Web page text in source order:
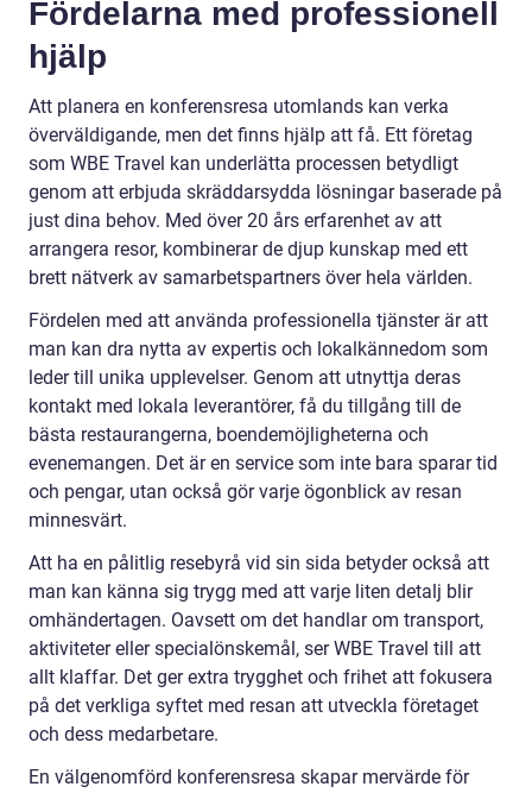
Fördelarna med professionell
hjälp
Att planera en konferensresa utomlands kan verka
överväldigande, men det finns hjälp att få. Ett företag
som WBE Travel kan underlätta processen betydligt
genom att erbjuda skräddarsydda lösningar baserade på
just dina behov. Med över 20 års erfarenhet av att
arrangera resor, kombinerar de djup kunskap med ett
brett nätverk av samarbetspartners över hela världen.
Fördelen med att använda professionella tjänster är att
man kan dra nytta av expertis och lokalkännedom som
leder till unika upplevelser. Genom att utnyttja deras
kontakt med lokala leverantörer, få du tillgång till de
bästa restaurangerna, boendemöjligheterna och
evenemangen. Det är en service som inte bara sparar tid
och pengar, utan också gör varje ögonblick av resan
minnesvärt.
Att ha en pålitlig resebyrå vid sin sida betyder också att
man kan känna sig trygg med att varje liten detalj blir
omhändertagen. Oavsett om det handlar om transport,
aktiviteter eller specialönskemål, ser WBE Travel till att
allt klaffar. Det ger extra trygghet och frihet att fokusera
på det verkliga syftet med resan att utveckla företaget
och dess medarbetare.
En välgenomförd konferensresa skapar mervärde för